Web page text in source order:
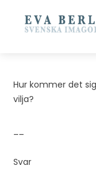
Hur kommer det
vilja?
Svar